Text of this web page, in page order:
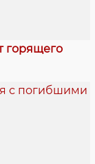
горящего